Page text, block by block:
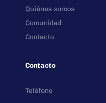
Quiénes somos
Comunidad
Contacto
Contacto
Teléfono